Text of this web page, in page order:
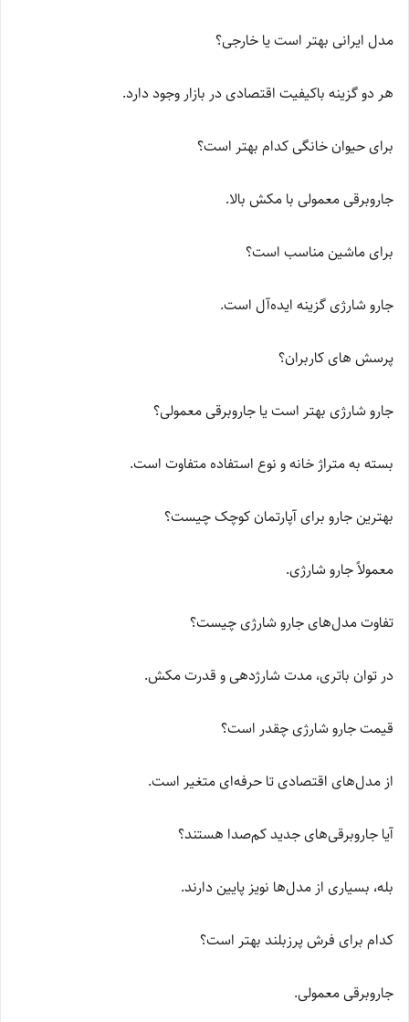
مدل ایرانی بهتر است یا خارجی؟
هر دو گزینه باکیفیت اقتصادی در بازار وجود دارد.
برای حیوان خانگی کدام بهتر است؟
جاروبرقی معمولی با مکش بالا.
برای ماشین مناسب است؟
جارو شارژی گزینه ایده‌آل است.
پرسش های کاربران؟
جارو شارژی بهتر است یا جاروبرقی معمولی؟
بسته به متراژ خانه و نوع استفاده متفاوت است.
بهترین جارو برای آپارتمان کوچک چیست؟
معمولاً جارو شارژی.
تفاوت مدل‌های جارو شارژی چیست؟
در توان باتری، مدت شارژدهی و قدرت مکش.
قیمت جارو شارژی چقدر است؟
از مدل‌های اقتصادی تا حرفه‌ای متغیر است.
آیا جاروبرقی‌های جدید کم‌صدا هستند؟
بله، بسیاری از مدل‌ها نویز پایین دارند.
کدام برای فرش پرزبلند بهتر است؟
جاروبرقی معمولی.